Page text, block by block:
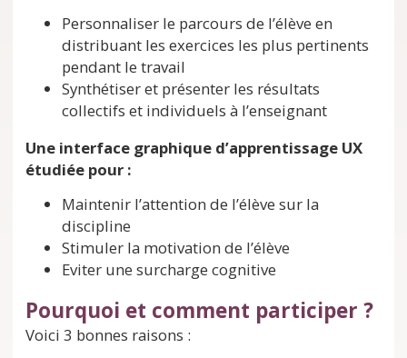
Personnaliser le parcours de l’élève en
distribuant les exercices les plus pertinents
pendant le travail
Synthétiser et présenter les résultats
collectifs et individuels à l’enseignant
Une interface graphique d’apprentissage UX
étudiée pour :
Maintenir l’attention de l’élève sur la
discipline
Stimuler la motivation de l’élève
Eviter une surcharge cognitive
Pourquoi et comment participer ?
Voici 3 bonnes raisons :